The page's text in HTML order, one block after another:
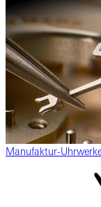
Manufaktur-